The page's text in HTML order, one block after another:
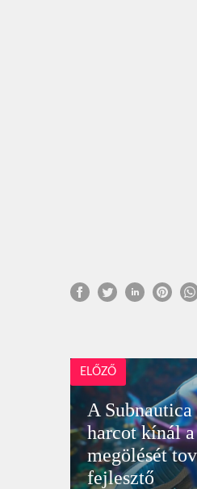
ELŐZŐ
A
harcot kínál
megölését
fejlesztő